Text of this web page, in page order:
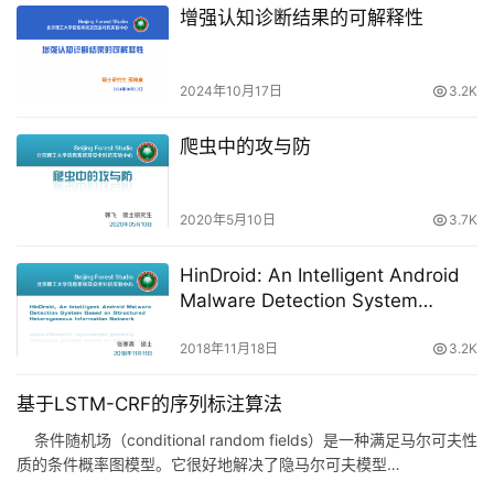
增强认知诊断结果的可解释性
2024年10月17日 3.2K
爬虫中的攻与防
2020年5月10日 3.7K
HinDroid: An Intelligent Android
Malware Detection System
Heterogeneous Information
2018年11月18日 3.2K
基于LSTM-CRF的序列标注算法
条件随机场（conditional random fields）是一种满足马尔可夫性
质的条件概率图模型。它很好地解决了隐马尔可夫模型…